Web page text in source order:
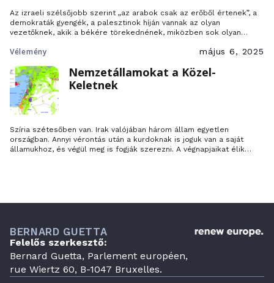
Az izraeli szélsőjobb szerint „az arabok csak az erőből értenek”, a
demokraták gyengék, a palesztinok híján vannak az olyan
vezetőknek, akik a békére törekednének, miközben sok olyan
Guetta EP-képviselő elemzi a gázai helyzetet.
Vélemény május 6, 2025
Nemzetállamokat a Közel-
Keletnek
Szíria szétesőben van. Irak valójában három állam egyetlen
országban. Annyi vérontás után a kurdoknak is joguk van a saját
államukhoz, és végül meg is fogják szerezni. A végnapjaikat élik
BERNARD GUETTA
Felelős szerkesztő:
Bernard Guetta, Parlement européen,
rue Wiertz 60, B-1047 Bruxelles.